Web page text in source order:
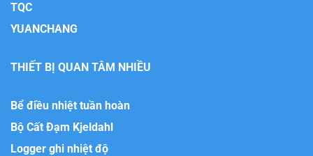
TQC
YUANCHANG
THIẾT BỊ QUAN TÂM NHIỀU
Bể điều nhiệt tuần hoàn
Bộ Cất Đạm Kjeldahl
Logger ghi nhiệt độ